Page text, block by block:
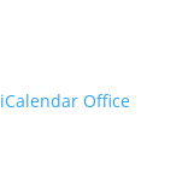
iCalendar Office